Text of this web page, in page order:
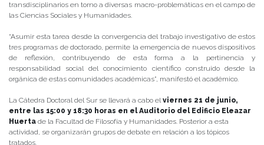
transdisciplinarios en torno a diversas macro-problemáticas en el campo de
las Ciencias Sociales y Humanidades.
“Asumir esta tarea desde la convergencia del trabajo investigativo de estos
tres programas de doctorado, permite la emergencia de nuevos dispositivos
de reflexión, contribuyendo de esta forma a la pertinencia y
responsabilidad social del conocimiento científico construido desde la
orgánica de estas comunidades académicas”, manifestó el académico.
La Cátedra Doctoral del Sur se llevará a cabo elviernes 21 de junio,
entre las 15:00 y 18:30 horas en el Auditorio del Edificio Eleazar
Huerta de la Facultad de Filosofía y Humanidades. Posterior a esta
actividad, se organizarán grupos de debate en relación a los tópicos
tratados.